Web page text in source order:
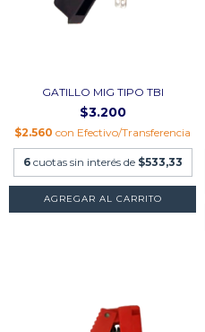
GATILLO MIG TIPO TBI
$3.200
$2.560 con Efectivo/Transferencia
6 cuotas sin interés de $533,33